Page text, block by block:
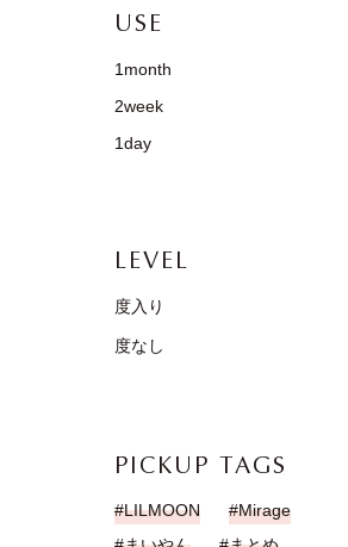
USE
1month
2week
1day
LEVEL
度入り
度なし
PICKUP TAGS
LILMOON
Mirage